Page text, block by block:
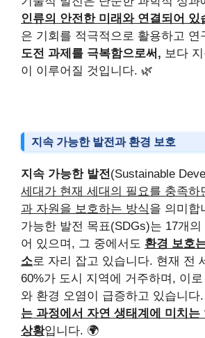
인류의 안전한 미래와 연결되어 있
은 기회를 적극적으로 활용하고 연
도전 과제를 극복함으로써, 보다
이 이루어질 것입니다. 🌿
지속 가능한 발전과 환경 보호
지속 가능한 발전(Sustainable
세대가 현재 세대의 필요를 충족하
과 자원을 보호하는 방식을 의미합
가능한 발전 목표(SDGs)는 17개의
어 있으며, 그 중에서도 환경 보호
소로 자리 잡고 있습니다. 현재 전
60%가 도시 지역에 거주하며, 이
와 환경 오염이 급증하고 있습니다.
는 과정에서 자연 생태계에 미치는
상황입니다. 🌍